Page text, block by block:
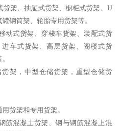
架、抽屉式货架、橱柜式货架、U
钢筒架、轮胎专用货架等。
动式货架、穿梭车货架、装配式货
车式货架、高层货架、阁楼式货
架，中型仓储货架，重型仓储货
货架和专用货架。
筋混凝土货架、钢与钢筋混凝上混